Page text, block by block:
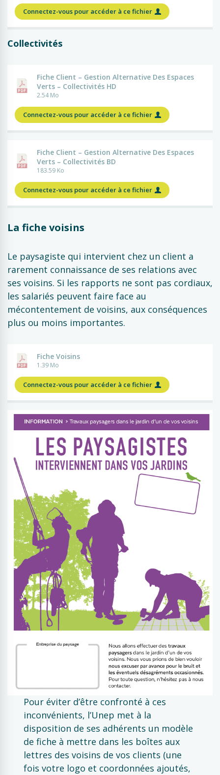
Connectez-vous pour accéder à ce fichier
Collectivités
Fiche Client – Gestion Alternative Des Espaces
Verts – Collectivités HD
2.54 Mo
Connectez-vous pour accéder à ce fichier
Fiche Client – Gestion Alternative Des Espaces
Verts – Collectivités BD
183.59 Ko
Connectez-vous pour accéder à ce fichier
La fiche voisins
Le paysagiste qui intervient chez un client a
rarement connaissance de ses relations avec
ses voisins. Si les rapports ne sont pas cordiaux,
les salariés peuvent faire face au
mécontentement de voisins, aux conséquences
plus ou moins importantes.
Fiche Voisins
1.39 Mo
Connectez-vous pour accéder à ce fichier
Pour éviter d’être confronté à ces
inconvénients, l’Unep met à la
disposition de ses adhérents un modèle
de fiche à mettre dans les boîtes aux
lettres des voisins de vos clients (une
fois votre logo et coordonnées ajoutés,